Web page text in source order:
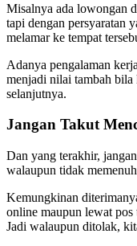
Misalnya ada lowongan
tapi dengan persyaratan
melamar ke tempat
Adanya pengalaman
menjadi nilai tambah
selanjutnya.
Jangan Takut
Dan yang terakhir,
walaupun tidak
Kemungkinan
online maupun lewat pos
Jadi walaupun ditolak,